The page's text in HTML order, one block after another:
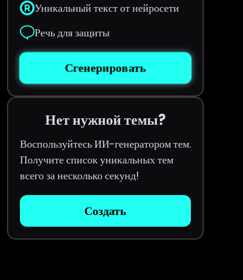
Уникальный текст от нейросети
Речь для защиты
Сгенерировать
Нет нужной темы?
Воспользуйтесь ИИ-генератором тем.
Получите список уникальных тем
всего за несколько секунд!
Создать